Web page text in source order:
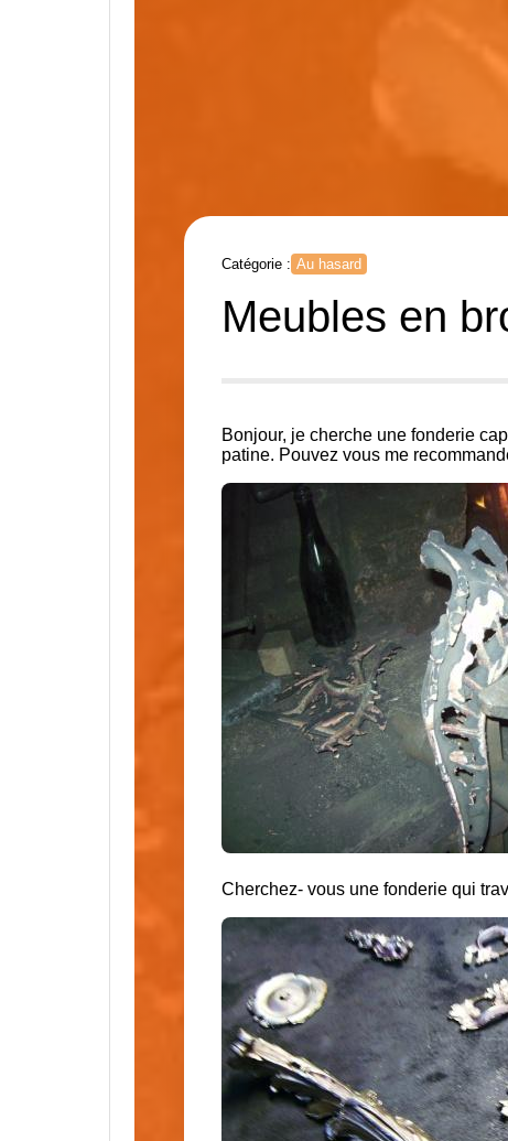
Catégorie : Au hasard
Meubles en
Bonjour, je cherche une fonderie
patine. Pouvez vous me
Cherchez- vous une fonderie qui